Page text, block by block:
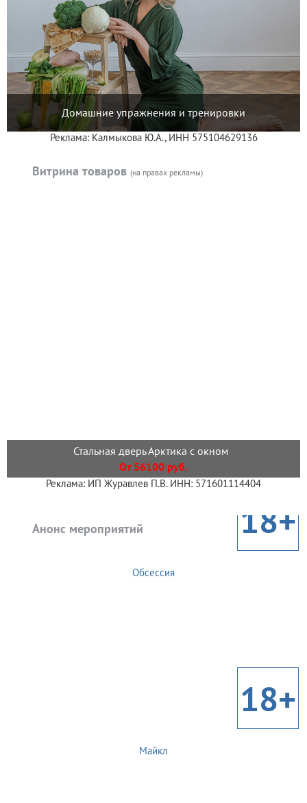
Домашние упражнения и тренировки
Реклама: Калмыкова Ю.А., ИНН 575104629136
Витрина товаров (на правах рекламы)
Стальная дверь Арктика с окном
От 56100 руб.
Реклама: ИП Журавлев П.В. ИНН: 571601114404
Анонс мероприятий 18+
Обсессия
18+
Майкл